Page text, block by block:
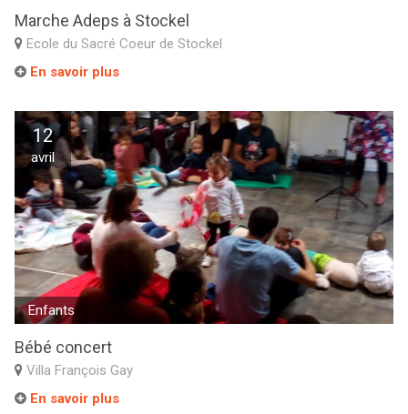
Marche Adeps à Stockel
Ecole du Sacré Coeur de Stockel
En savoir plus
12
avril
Enfants
Bébé concert
Villa François Gay
En savoir plus